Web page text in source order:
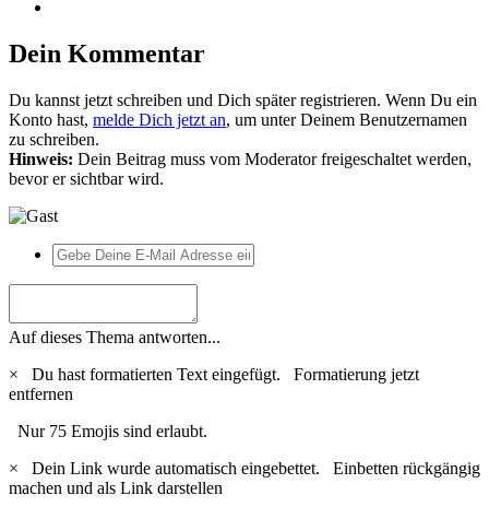
Dein Kommentar
Du kannst jetzt schreiben und Dich später registrieren. Wenn Du ein
Konto hast, melde Dich jetzt an, um unter Deinem Benutzernamen
zu schreiben.
Hinweis: Dein Beitrag muss vom Moderator freigeschaltet werden,
bevor er sichtbar wird.
Auf dieses Thema antworten...
×
Du hast formatierten Text eingefügt. Formatierung jetzt
entfernen
Nur 75 Emojis sind erlaubt.
×
Dein Link wurde automatisch eingebettet. Einbetten rückgängig
machen und als Link darstellen